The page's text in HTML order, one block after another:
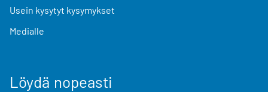
Usein kysytyt kysymykset
Medialle
Löydä nopeasti